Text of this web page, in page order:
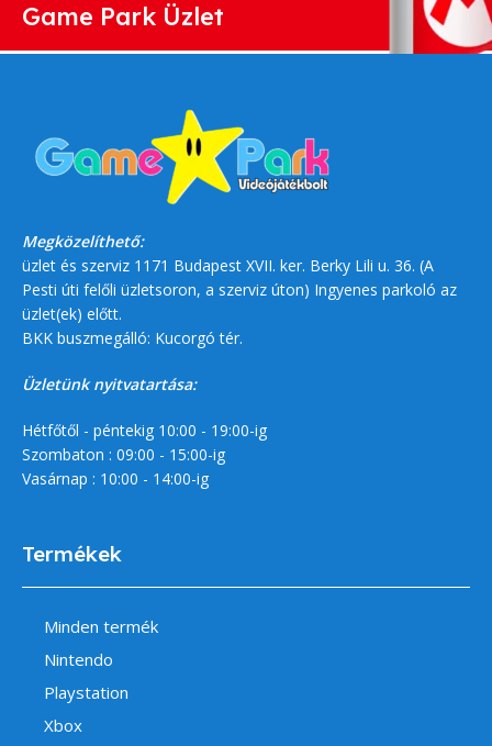
Game Park Üzlet
Megközelíthető:
üzlet és szerviz 1171 Budapest XVII. ker. Berky Lili u. 36. (A
Pesti úti felőli üzletsoron, a szerviz úton) Ingyenes parkoló az
üzlet(ek) előtt.
BKK buszmegálló: Kucorgó tér.
Üzletünk nyitvatartása:
Hétfőtől - péntekig 10:00 - 19:00-ig
Szombaton : 09:00 - 15:00-ig
Vasárnap : 10:00 - 14:00-ig
Termékek
Minden termék
Nintendo
Playstation
Xbox